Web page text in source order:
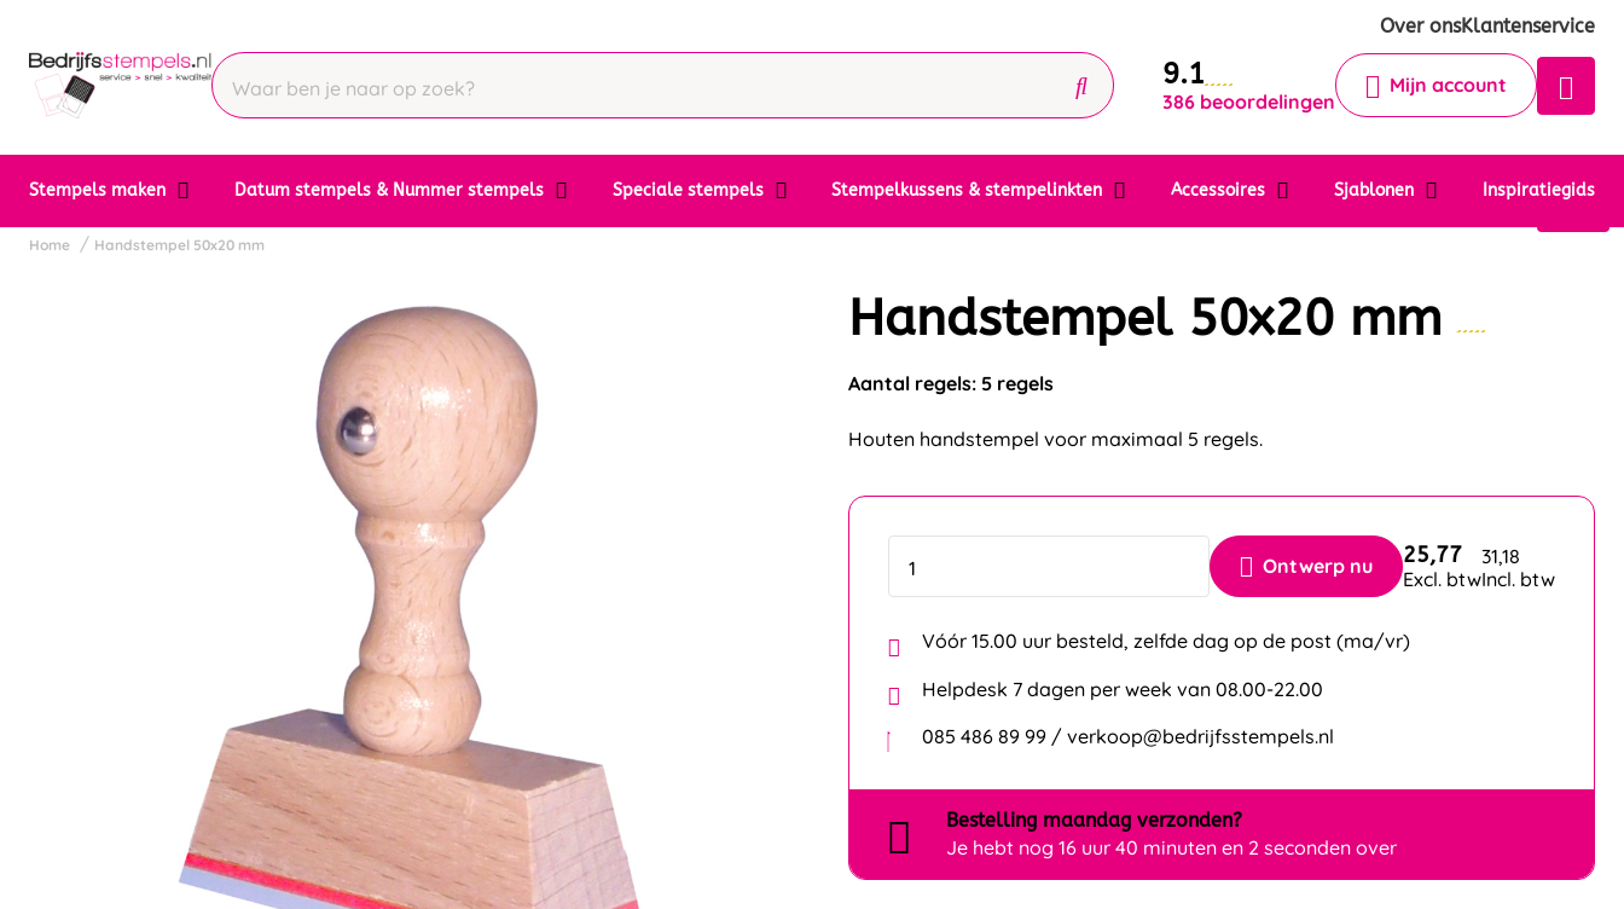
Over onsKlantenservice
9.1
386 beoordelingen
Mijn account
Stempels maken Datum stempels & Nummer stempels Speciale stempels Stempelkussens & stempelinkten Accessoires Sjablonen Inspiratiegids
Krijg een antwoord op uw vraag
Chat 24/7 met onze chatbot voor
Contact
Home Handstempel 50x20 mm
Handstempel 50x20 mm
Aantal regels: 5 regels
Houten handstempel voor maximaal 5 regels.
Ontwerp nu 25,77
Excl. btw
31,18
Incl. btw
Vóór 15.00 uur besteld, zelfde dag op de post (ma/vr)
Helpdesk 7 dagen per week van 08.00-22.00
085 486 89 99 / verkoop@bedrijfsstempels.nl
Bestelling maandag verzonden?
Je hebt nog 16 uur 40 minuten en 1 seconden over